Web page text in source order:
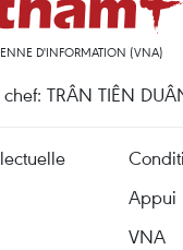
D'INFORMATION (VNA)
TRÂN TIÊN
Appui
VNA